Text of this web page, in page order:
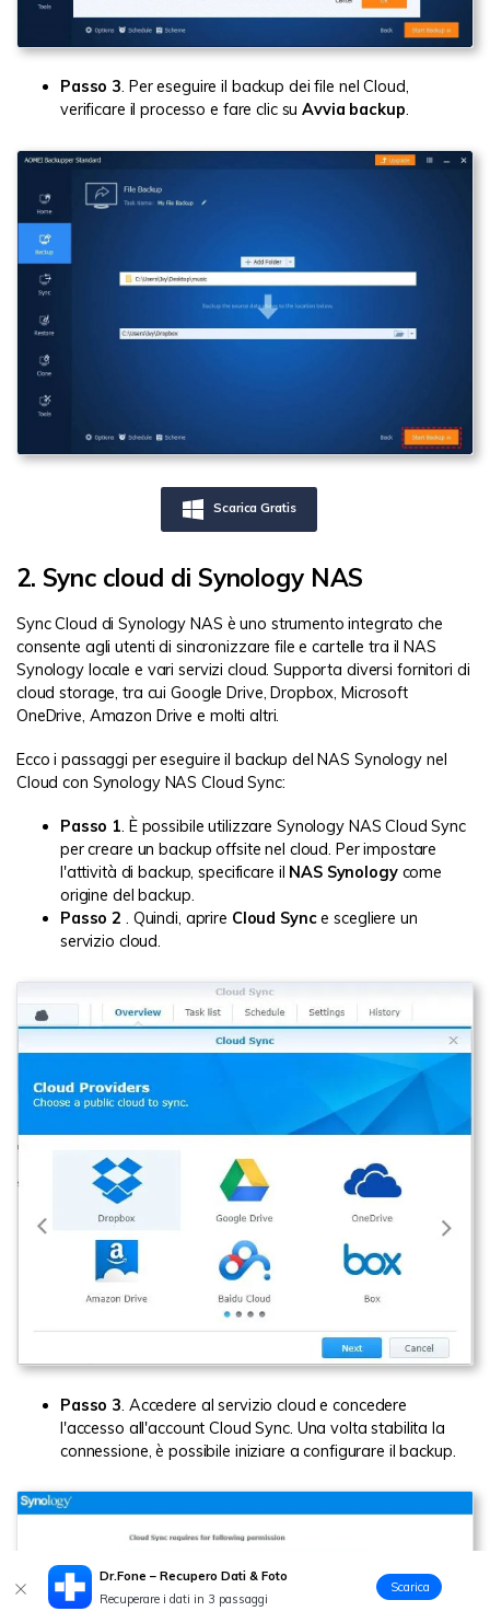
Passo 3. Per eseguire il backup dei file nel Cloud,
verificare il processo e fare clic suAvvia backup.
Scarica Gratis
2. Sync cloud di Synology NAS
Sync Cloud di Synology NAS è uno strumento integrato che
consente agli utenti di sincronizzare file e cartelle tra il NAS
Synology locale e vari servizi cloud. Supporta diversi fornitori di
cloud storage, tra cui Google Drive, Dropbox, Microsoft
OneDrive, Amazon Drive e molti altri.
Ecco i passaggi per eseguire il backup del NAS Synology nel
Cloud con Synology NAS Cloud Sync:
Passo 1. È possibile utilizzare Synology NAS Cloud Sync
per creare un backup offsite nel cloud. Per impostare
l'attività di backup, specificare il NAS Synologycome
origine del backup.
Passo 2 . Quindi, aprire Cloud Synce scegliere un
servizio cloud.
Passo 3 . Accedere al servizio cloud e concedere
l'accesso all'account Cloud Sync. Una volta stabilita la
connessione, è possibile iniziare a configurare il backup.
Dr.Fone – Recupero Dati & Foto
Recuperare i dati in 3 passaggi
Scarica